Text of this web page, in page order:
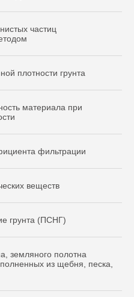
частиц
плотности грунта
материала при
фильтрации
веществ
грунта (ПСНГ)
земляного полотна
из щебня, песка,